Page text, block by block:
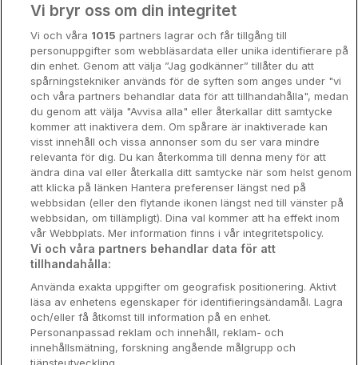
Storstadsweekend
Hotellrum under 995 kr
Spahotell
Sydsverige
Om Hotellpremien
Nya hotell
Stadsweekend
Booking Enquiries:
Hotellsupport:scandinavian@digibreaks.com
Hotellpremien.se av en del av Coop
Vi bryr oss om din integritet
Vi och våra 1015 partners lagrar och får tillgång till
personuppgifter som webbläsardata eller unika identifierare på
din enhet. Genom att välja ”Jag godkänner” tillåter du att
spårningstekniker används för de syften som anges under "vi
och våra partners behandlar data för att tillhandahålla", medan
du genom att välja "Avvisa alla" eller återkallar ditt samtycke
kommer att inaktivera dem. Om spårare är inaktiverade kan
visst innehåll och vissa annonser som du ser vara mindre
relevanta för dig. Du kan återkomma till denna meny för att
ändra dina val eller återkalla ditt samtycke när som helst genom
att klicka på länken Hantera preferenser längst ned på
webbsidan (eller den flytande ikonen längst ned till vänster på
webbsidan, om tillämpligt). Dina val kommer att ha effekt inom
vår Webbplats. Mer information finns i vår integritetspolicy.
Vi och våra partners behandlar data för att
tillhandahålla:
Använda exakta uppgifter om geografisk positionering. Aktivt
läsa av enhetens egenskaper för identifieringsändamål. Lagra
och/eller få åtkomst till information på en enhet.
Personanpassad reklam och innehåll, reklam- och
innehållsmätning, forskning angående målgrupp och